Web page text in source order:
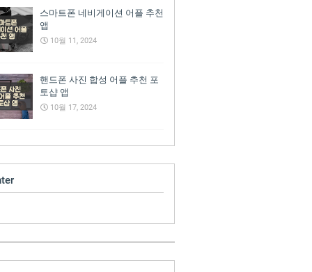
스마트폰 네비게이션 어플 추천
앱
10월 11, 2024
핸드폰 사진 합성 어플 추천 포
토샵 앱
10월 17, 2024